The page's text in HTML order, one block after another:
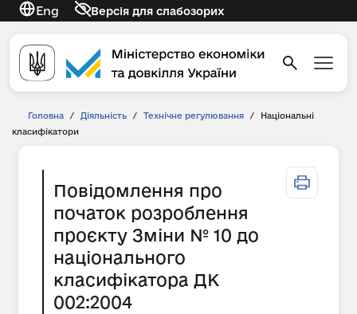
Eng Версія для слабозорих
Головна / Діяльність / Технічне регулювання /
Національні
класифікатори
Повідомлення про
початок розроблення
проєкту Зміни № 10 до
національного
класифікатора ДК
002:2004